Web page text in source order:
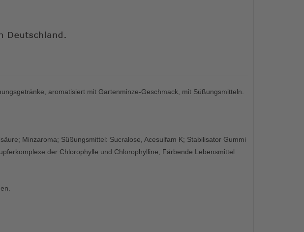
aromatisiert mit Gartenminze-Geschmack, mit Süßungsmitteln.
Minzaroma; Süßungsmittel: Sucralose, Acesulfam K; Stabilisator Gummi
der Chlorophylle und Chlorophylline; Färbende Lebensmittel